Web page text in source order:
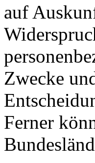
auf
Zwecke
Ferner